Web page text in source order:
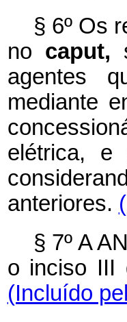
§ 6º Os
no caput,
agentes
mediante
elétrica,
anteriores.
§ 7º A
o inciso III
(Incluído